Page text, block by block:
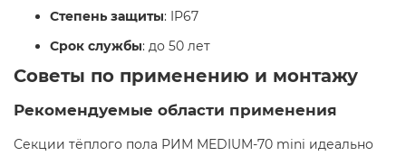
Степень защиты: IP67
Срок службы: до 50 лет
Советы по применению и монтажу
Рекомендуемые области применения
Секции тёплого пола РИМ MEDIUM-70 mini идеально